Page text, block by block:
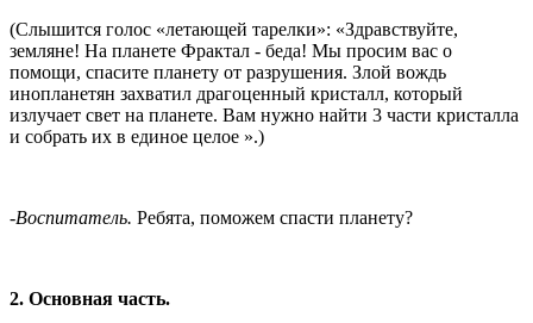
(Слышится голос «летающей тарелки»: «Здравствуйте,
земляне! На планете Фрактал - беда! Мы просим вас о
помощи, спасите планету от разрушения. Злой вождь
инопланетян захватил драгоценный кристалл, который
излучает свет на планете. Вам нужно найти 3 части кристалла
и собрать их в единое целое ».)
-Воспитатель. Ребята, поможем спасти планету?
2. Основная часть.